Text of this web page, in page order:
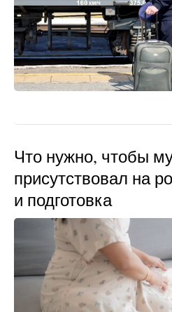
Что нужно, чтобы
присутствовал на
и подготовка